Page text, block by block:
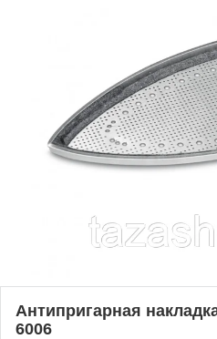
Антипригарная
6006